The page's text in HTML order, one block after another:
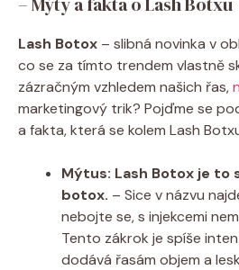
Lash Botox – slibná novinka v
co se za tímto trendem vlastně
zázračným vzhledem našich řas,
marketingový trik? Pojďme se
a fakta, která se kolem Lash
Mýtus: Lash Botox je to
botox. – Sice v názvu
nebojte se, s injekcemi
Tento zákrok je spíše
dodává řasám objem a